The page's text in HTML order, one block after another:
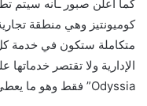
كما أعلن صبور ـأنه سيتم
كوميونتيز وهي منطقة
متكاملة ستكون في خدمة
الإدارية ولا تقتصر
Odyssia” فقط وهو ما